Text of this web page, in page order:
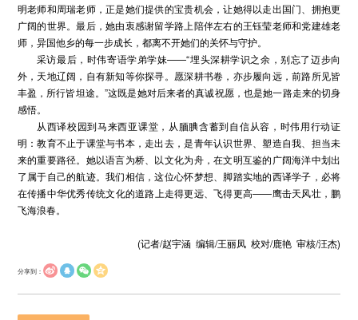
明老师和周瑞老师，正是她们提供的宝贵机会，让她得以走出国门、拥抱更
广阔的世界。最后，她由衷感谢留学路上陪伴左右的王钰莹老师和党建雄老
师，异国他乡的每一步成长，都离不开她们的关怀与守护。
采访最后，时伟寄语学弟学妹——“埋头深耕学识之余，别忘了迈步向
外，天地辽阔，自有新知等你探寻。愿深耕书卷，亦步履向远，前路所见皆
丰盈，所行皆坦途。”这既是她对后来者的真诚祝愿，也是她一路走来的切身
感悟。
从西译校园到马来西亚课堂，从腼腆含蓄到自信从容，时伟用行动证
明：教育不止于课堂与书本，走出去，是青年认识世界、塑造自我、担当未
来的重要路径。她以语言为桥、以文化为舟，在文明互鉴的广阔海洋中划出
了属于自己的航迹。我们相信，这位心怀梦想、脚踏实地的西译学子，必将
在传播中华优秀传统文化的道路上走得更远、飞得更高——鹰击天风壮，鹏
飞海浪春。
(记者/赵宇涵 编辑/王丽凤 校对/鹿艳 审核/汪杰)
分享到：